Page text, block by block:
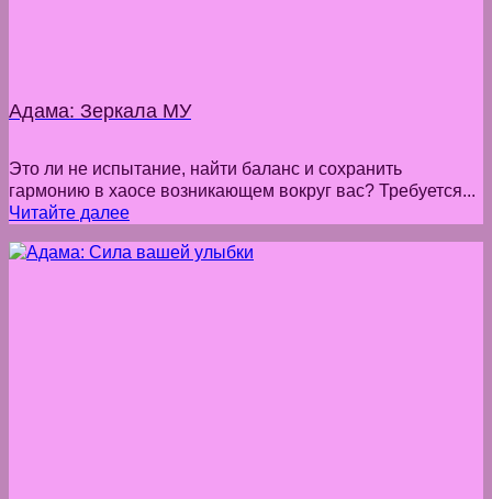
Адама: Зеркала МУ
Это ли не испытание, найти баланс и сохранить
гармонию в хаосе возникающем вокруг вас? Требуется...
Читайте далее